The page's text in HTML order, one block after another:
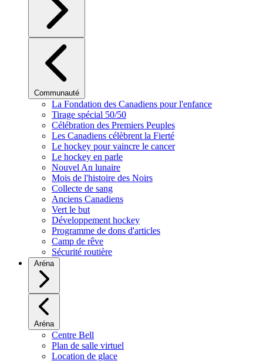
Communauté
La Fondation des Canadiens pour l'enfance
Tirage spécial 50/50
Célébration des Premiers Peuples
Les Canadiens célèbrent la Fierté
Le hockey pour vaincre le cancer
Le hockey en parle
Nouvel An lunaire
Mois de l'histoire des Noirs
Collecte de sang
Anciens Canadiens
Vert le but
Développement hockey
Programme de dons d'articles
Camp de rêve
Sécurité routière
Aréna
Aréna
Centre Bell
Plan de salle virtuel
Location de glace